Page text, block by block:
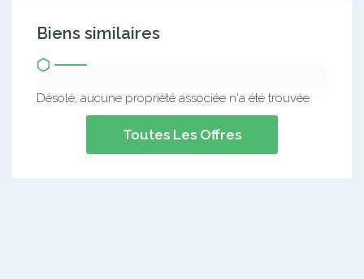
Biens similaires
Désolé, aucune propriété associée n'a été trouvée.
Toutes Les Offres